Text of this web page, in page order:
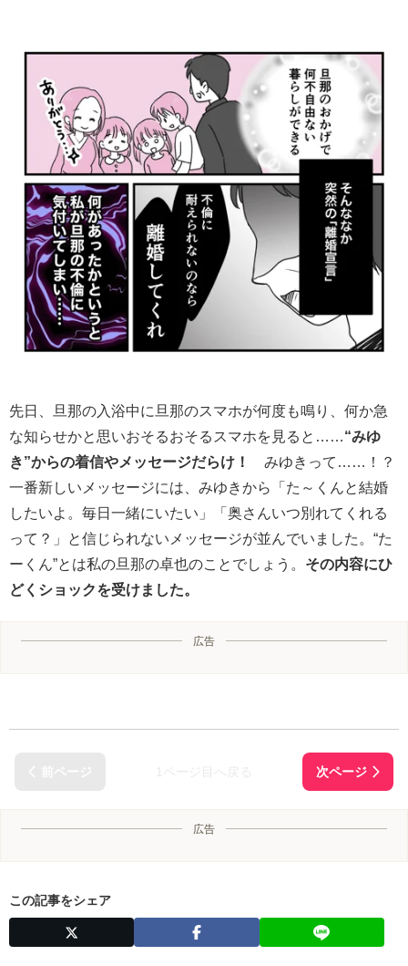
先日、旦那の入浴中に旦那のスマホが何度も鳴り、何か急
な知らせかと思いおそるおそるスマホを見ると……“みゆ
き”からの着信やメッセージだらけ！
みゆきって……！？
一番新しいメッセージには、みゆきから「た～くんと結婚
したいよ。毎日一緒にいたい」「奥さんいつ別れてくれる
って？」と信じられないメッセージが並んでいました。“た
ーくん”とは私の旦那の卓也のことでしょう。 その内容にひ
どくショックを受けました。
広告
広告
この記事をシェア